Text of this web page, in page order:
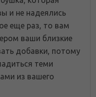
и не надеялись
еще раз, то вам
ваши близкие
добавки, потому
теми
из вашего